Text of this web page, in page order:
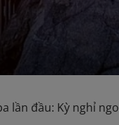
lần đầu: Kỳ nghỉ